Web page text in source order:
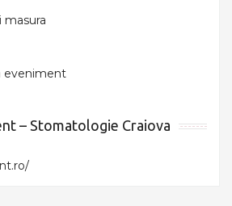
– Stomatologie Craiova